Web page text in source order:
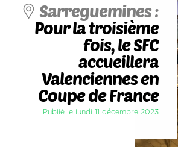
Sarreguemines :
Pour la troisième
fois, le SFC
accueillera
Valenciennes en
Coupe de France
Publié le lundi 11 décembre 2023